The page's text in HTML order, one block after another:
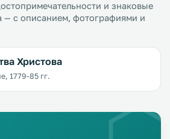
и знаковые
— с описанием, фотографиями и
Христова
1779-85 гг.